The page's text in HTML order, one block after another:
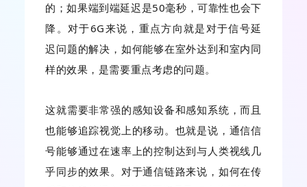
的；如果端到端延迟是50毫秒，可靠性也会下
降。对于6G来说，重点方向就是对于信号延
迟问题的解决，如何能够在室外达到和室内同
样的效果，是需要重点考虑的问题。
这就需要非常强的感知设备和感知系统，而且
也能够追踪视觉上的移动。也就是说，通信信
号能够通过在速率上的控制达到与人类视线几
乎同步的效果。对于通信链路来说，如何在传